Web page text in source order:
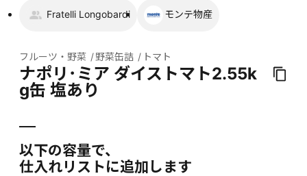
Fratelli Longobardi モンテ物産
フルーツ・野菜 野菜缶詰 トマト
ナポリ･ミア ダイストマト2.55k
g缶 塩あり
以下の容量で、
仕入れリストに追加します